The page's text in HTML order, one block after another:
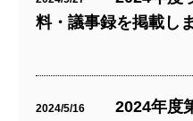
料・議事録を掲載し
2024/5/16
2024年度